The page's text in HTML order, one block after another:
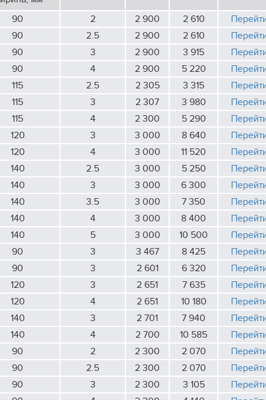
90 2 2 900 2 610
90
2.5 2 900 2 610
90
3 2 900 3 915
90
4 2 900 5 220
115
2.5 2 305 3 315
115
3 2 307 3 980
115
4 2 300 5 290
120
3 3 000 8 640
120
4 3 000 11 520
140
2.5 3 000 5 250
140
3 3 000 6 300
140
3.5 3 000 7 350
140
4 3 000 8 400
140
5 3 000 10 500
90
3 3 467 8 425
90
3 2 601 6 320
120
3 2 651 7 635
120
4 2 651 10 180
140
3 2 701 7 940
140
4 2 700 10 585
90
2 2 300 2 070
90
2.5 2 300 2 070
90
3 2 300 3 105